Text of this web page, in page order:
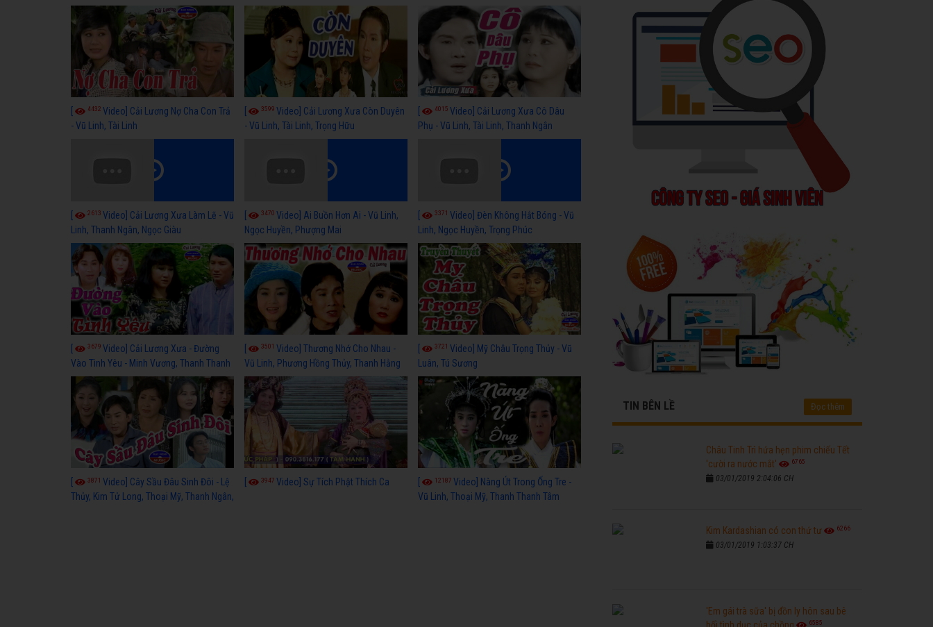
Thanh Hằng
4432 Video] Cải Lương Nợ Cha Con Trả
- Vũ Linh, Tài Linh
3599 Video] Cải Lương Xưa Còn Duyên
- Vũ Linh, Tài Linh, Trọng Hữu
4015 Video] Cải Lương Xưa Cô Dâu
Phụ - Vũ Linh, Tài Linh, Thanh Ngân
2613 Video] Cải Lương Xưa Làm Lẽ - Vũ
Linh, Thanh Ngân, Ngọc Giàu
3470 Video] Ai Buồn Hơn Ai - Vũ Linh,
Ngọc Huyền, Phượng Mai
3371 Video] Đèn Không Hắt Bóng - Vũ
Linh, Ngọc Huyền, Trọng Phúc
3679 Video] Cải Lương Xưa - Đường
Vào Tình Yêu - Minh Vương, Thanh Thanh
Tâm, Kim Tử Long, Thoại Mỹ, Thanh Ngân
3501 Video] Thương Nhớ Cho Nhau -
Vũ Linh, Phương Hồng Thủy, Thanh Hằng
3721 Video] Mỹ Châu Trọng Thủy - Vũ
Luân, Tú Sương
3871 Video] Cây Sầu Đâu Sinh Đôi - Lệ
Thủy, Kim Tử Long, Thoại Mỹ, Thanh Ngân,
3947 Video] Sự Tích Phật Thích Ca 12187 Video] Nàng Út Trong Ống Tre -
Vũ Linh, Thoại Mỹ, Thanh Thanh Tâm
TIN BÊN LỀ Đọc thêm
Châu Tinh Trì hứa hẹn phim chiếu Tết
'cười ra nước mắt'
6765
03/01/2019 2:04:06 CH
Kim Kardashian có con thứ tư 6266
03/01/2019 1:03:37 CH
'Em gái trà sữa' bị đồn ly hôn sau bê
6585